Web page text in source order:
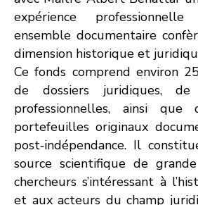
expérience
ensemble documentaire
dimension historique et
Ce fonds comprend environ
de dossiers juridiques, de
professionnelles, ainsi
portefeuilles originaux
post‑indépendance. Il
source scientifique de
chercheurs s’intéressant à
et aux acteurs du champ